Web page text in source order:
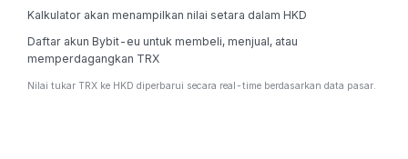
Kalkulator akan menampilkan nilai setara dalam HKD
Daftar akun Bybit-eu untuk membeli, menjual, atau
memperdagangkan TRX
Nilai tukar TRX ke HKD diperbarui secara real-time berdasarkan data pasar.